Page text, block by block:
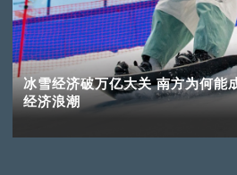
冰雪经济破万亿大关 南方为何能
经济浪潮